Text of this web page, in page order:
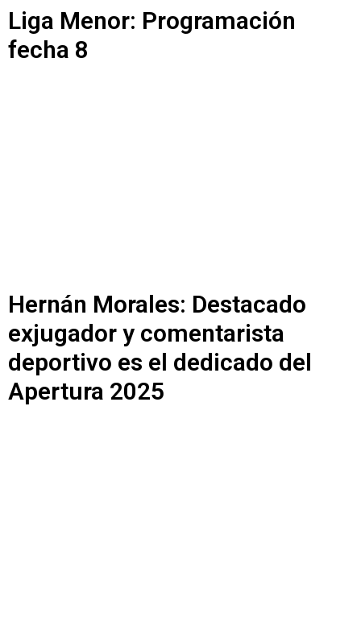
Liga Menor: Programación
fecha 8
Hernán Morales: Destacado
exjugador y comentarista
deportivo es el dedicado del
Apertura 2025